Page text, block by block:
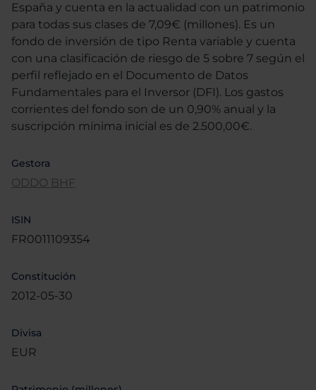
España y cuenta en la actualidad con un patrimonio
para todas sus clases de 7,09€ (millones). Es un
fondo de inversión de tipo Renta variable y cuenta
con una clasificación de riesgo de 5 sobre 7 según el
perfil reflejado en el Documento de Datos
Fundamentales para el Inversor (DFI). Los gastos
corrientes del fondo son de un 0,90% anual y la
suscripción mínima inicial es de 2.500,00€.
Gestora
ODDO BHF
ISIN
FR0011109354
Constitución
2012-05-30
Divisa
EUR